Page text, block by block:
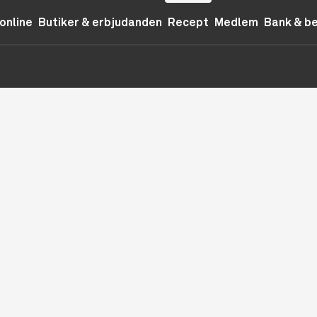
Butiker & erbjudanden Recept Medlem Bank &